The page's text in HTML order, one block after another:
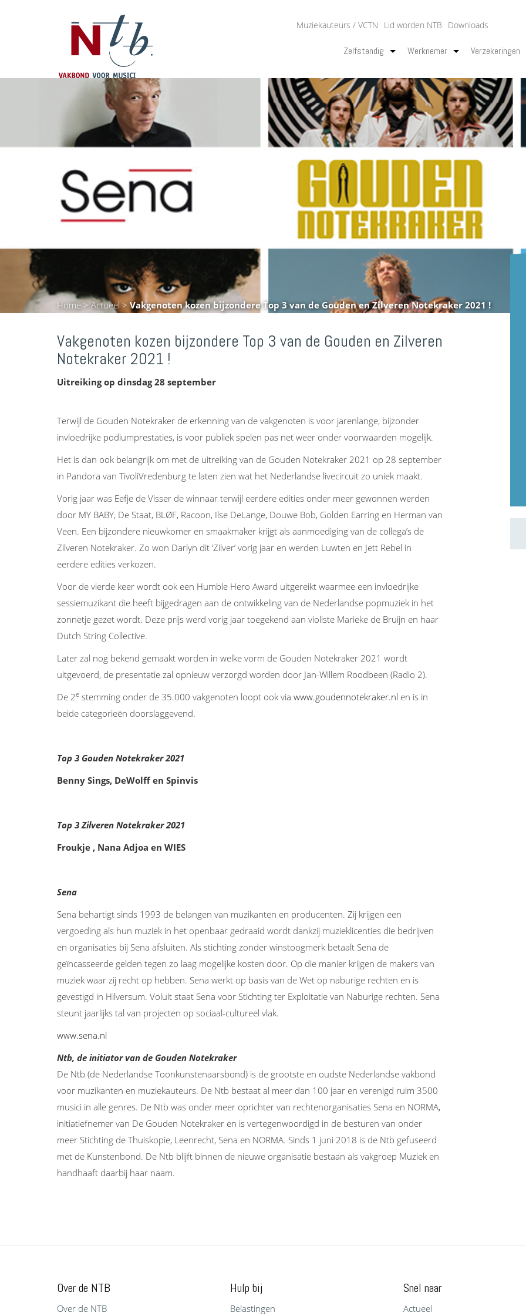
Downloads
Lid worden NTB
Muziekauteurs / VCTN
Zelfstandig Werknemer Verzekeringen
Home> Actueel>Vakgenoten kozen bijzondere Top 3 van de Gouden en Zilveren Notekraker 2021 !
Vakgenoten kozen bijzondere Top 3 van de Gouden en Zilveren
Notekraker 2021 !
Uitreiking op dinsdag 28 september
Terwijl de Gouden Notekraker de erkenning van de vakgenoten is voor jarenlange, bijzonder
invloedrijke podiumprestaties, is voor publiek spelen pas net weer onder voorwaarden mogelijk.
Het is dan ook belangrijk om met de uitreiking van de Gouden Notekraker 2021 op 28 september
in Pandora van TivoliVredenburg te laten zien wat het Nederlandse livecircuit zo uniek maakt.
Vorig jaar was Eefje de Visser de winnaar terwijl eerdere edities onder meer gewonnen werden
door MY BABY, De Staat, BLØF, Racoon, Ilse DeLange, Douwe Bob, Golden Earring en Herman van
Veen. Een bijzondere nieuwkomer en smaakmaker krijgt als aanmoediging van de collega’s de
Zilveren Notekraker. Zo won Darlyn dit ‘Zilver’ vorig jaar en werden Luwten en Jett Rebel in
eerdere edities verkozen.
Voor de vierde keer wordt ook een Humble Hero Award uitgereikt waarmee een invloedrijke
sessiemuzikant die heeft bijgedragen aan de ontwikkeling van de Nederlandse popmuziek in het
zonnetje gezet wordt. Deze prijs werd vorig jaar toegekend aan violiste Marieke de Bruijn en haar
Dutch String Collective.
Later zal nog bekend gemaakt worden in welke vorm de Gouden Notekraker 2021 wordt
uitgevoerd, de presentatie zal opnieuw verzorgd worden door Jan-Willem Roodbeen (Radio 2).
De 2e stemming onder de 35.000 vakgenoten loopt ook via www.goudennotekraker.nl en is in
beide categorieën doorslaggevend.
Top 3 Gouden Notekraker 2021
Benny Sings, DeWolff en Spinvis
Top 3 Zilveren Notekraker 2021
Froukje , Nana Adjoa en WIES
Sena
Sena behartigt sinds 1993 de belangen van muzikanten en producenten. Zij krijgen een
vergoeding als hun muziek in het openbaar gedraaid wordt dankzij muzieklicenties die bedrijven
en organisaties bij Sena afsluiten. Als stichting zonder winstoogmerk betaalt Sena de
geïncasseerde gelden tegen zo laag mogelijke kosten door. Op die manier krijgen de makers van
muziek waar zij recht op hebben. Sena werkt op basis van de Wet op naburige rechten en is
gevestigd in Hilversum. Voluit staat Sena voor Stichting ter Exploitatie van Naburige rechten. Sena
steunt jaarlijks tal van projecten op sociaal-cultureel vlak.
www.sena.nl
Ntb, de initiator van de Gouden Notekraker
De Ntb (de Nederlandse Toonkunstenaarsbond) is de grootste en oudste Nederlandse vakbond
voor muzikanten en muziekauteurs. De Ntb bestaat al meer dan 100 jaar en verenigd ruim 3500
musici in alle genres. De Ntb was onder meer oprichter van rechtenorganisaties Sena en NORMA,
initiatiefnemer van De Gouden Notekraker en is vertegenwoordigd in de besturen van onder
meer Stichting de Thuiskopie, Leenrecht, Sena en NORMA. Sinds 1 juni 2018 is de Ntb gefuseerd
met de Kunstenbond. De Ntb blijft binnen de nieuwe organisatie bestaan als vakgroep Muziek en
handhaaft daarbij haar naam.
Over de NTB
Over de NTB
Hulp bij
Belastingen
Snel naar
Actueel